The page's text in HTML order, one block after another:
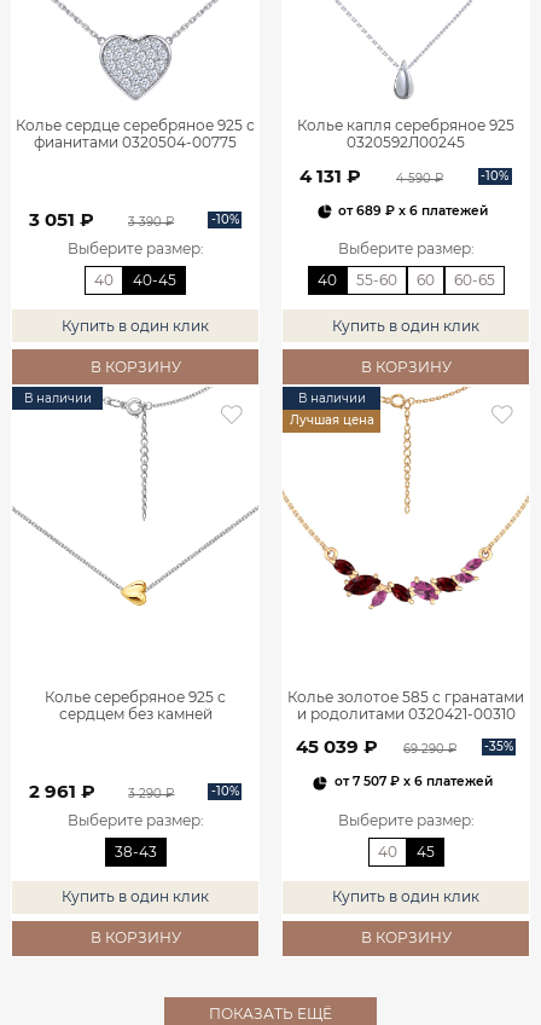
Колье сердце серебряное 925 с
фианитами 0320504-00775
3 051 ₽ 3 390 ₽ -10%
Выберите размер:
40
40-45
Купить в один клик
В КОРЗИНУ
Колье капля серебряное 925
0320592Л00245
4 131 ₽ 4 590 ₽ -10%
от689 ₽ x 6 платежей
Выберите размер:
40
55-60 60 60-65
Купить в один клик
В КОРЗИНУ
В наличии
Колье серебряное 925 с
сердцем без камней
2 961 ₽ 3 290 ₽ -10%
Выберите размер:
38-43
Купить в один клик
В КОРЗИНУ
В наличии
Лучшая цена
Колье золотое 585 с гранатами
и родолитами 0320421-00310
45 039 ₽ 69 290 ₽ -35%
от7 507 ₽x 6 платежей
Выберите размер:
40
45
Купить в один клик
В КОРЗИНУ
ПОКАЗАТЬ ЕЩЁ